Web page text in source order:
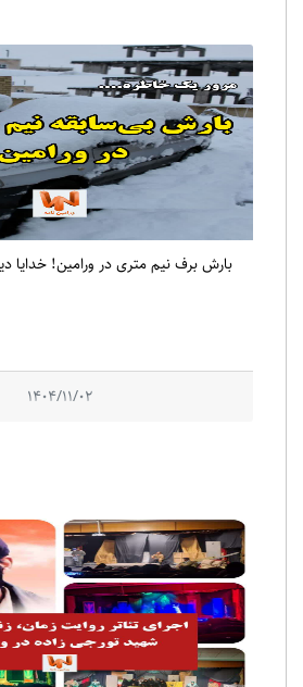
بارش برف نیم متری در ورامین!
1404/11/02